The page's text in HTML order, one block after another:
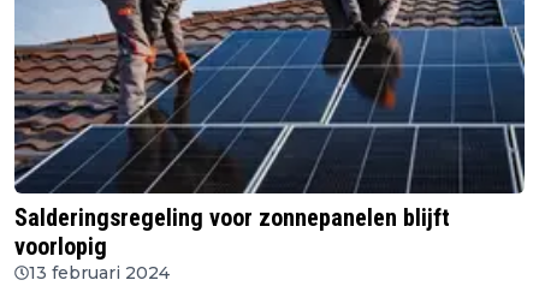
Salderingsregeling voor zonnepanelen blijft
voorlopig
13 februari 2024